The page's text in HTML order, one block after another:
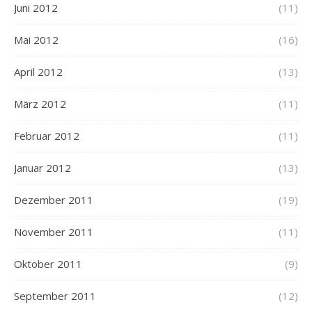
Juni 2012 (11)
Mai 2012 (16)
April 2012 (13)
März 2012 (11)
Februar 2012 (11)
Januar 2012 (13)
Dezember 2011 (19)
November 2011 (11)
Oktober 2011 (9)
September 2011 (12)